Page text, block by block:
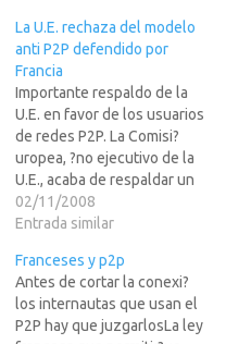
La U.E. rechaza del modelo
anti P2P defendido por
Francia
Importante respaldo de la
U.E. en favor de los usuarios
de redes P2P. La Comisi?
uropea, ?no ejecutivo de la
U.E., acaba de respaldar un
informe del Parlamento
Europeo que niega la
acceso a Internet de los
usuarios, a los operadores
de Internet.El modelo
restrictivo defendido por
02/11/2008
Entrada similar
Franceses y p2p
Antes de cortar la conexi?
los internautas que usan el
P2P hay que juzgarlosLa ley